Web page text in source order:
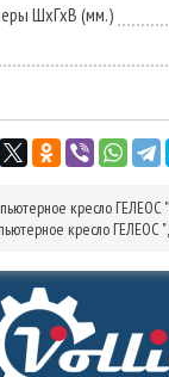
ШхГхВ (мм.)
кресло ГЕЛЕОС
кресло ГЕЛЕОС